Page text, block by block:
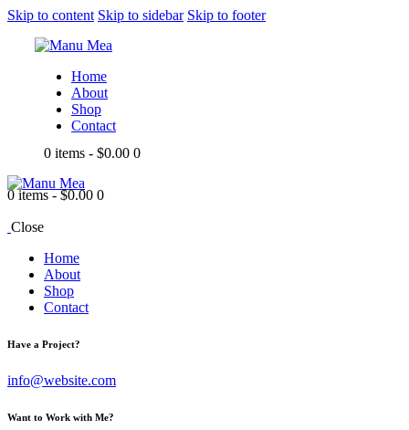
Skip to content Skip to sidebar Skip to footer
Home
About
Shop
Contact
0 items - $0.00 0
0 items-$0.00 0
Close
Home
About
Shop
Contact
Have a Project?
info@website.com
Want to Work with Me?